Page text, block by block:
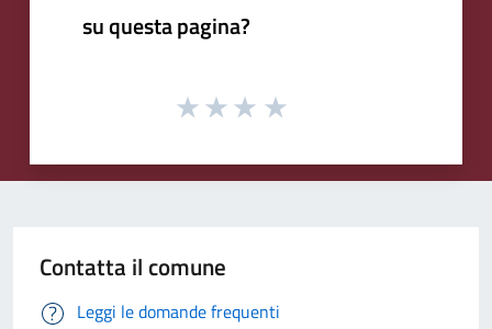
su questa pagina?
Contatta il comune
Leggi le domande frequenti